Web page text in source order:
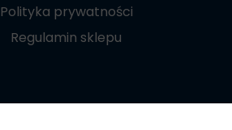
Polityka prywatności
Regulamin sklepu